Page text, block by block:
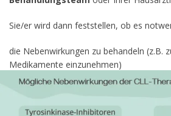
Sie/er wird dann feststellen, ob es
die Nebenwirkungen zu behandeln (z.B.
Medikamente einzunehmen)
weitere Untersuchungen durchzuführen